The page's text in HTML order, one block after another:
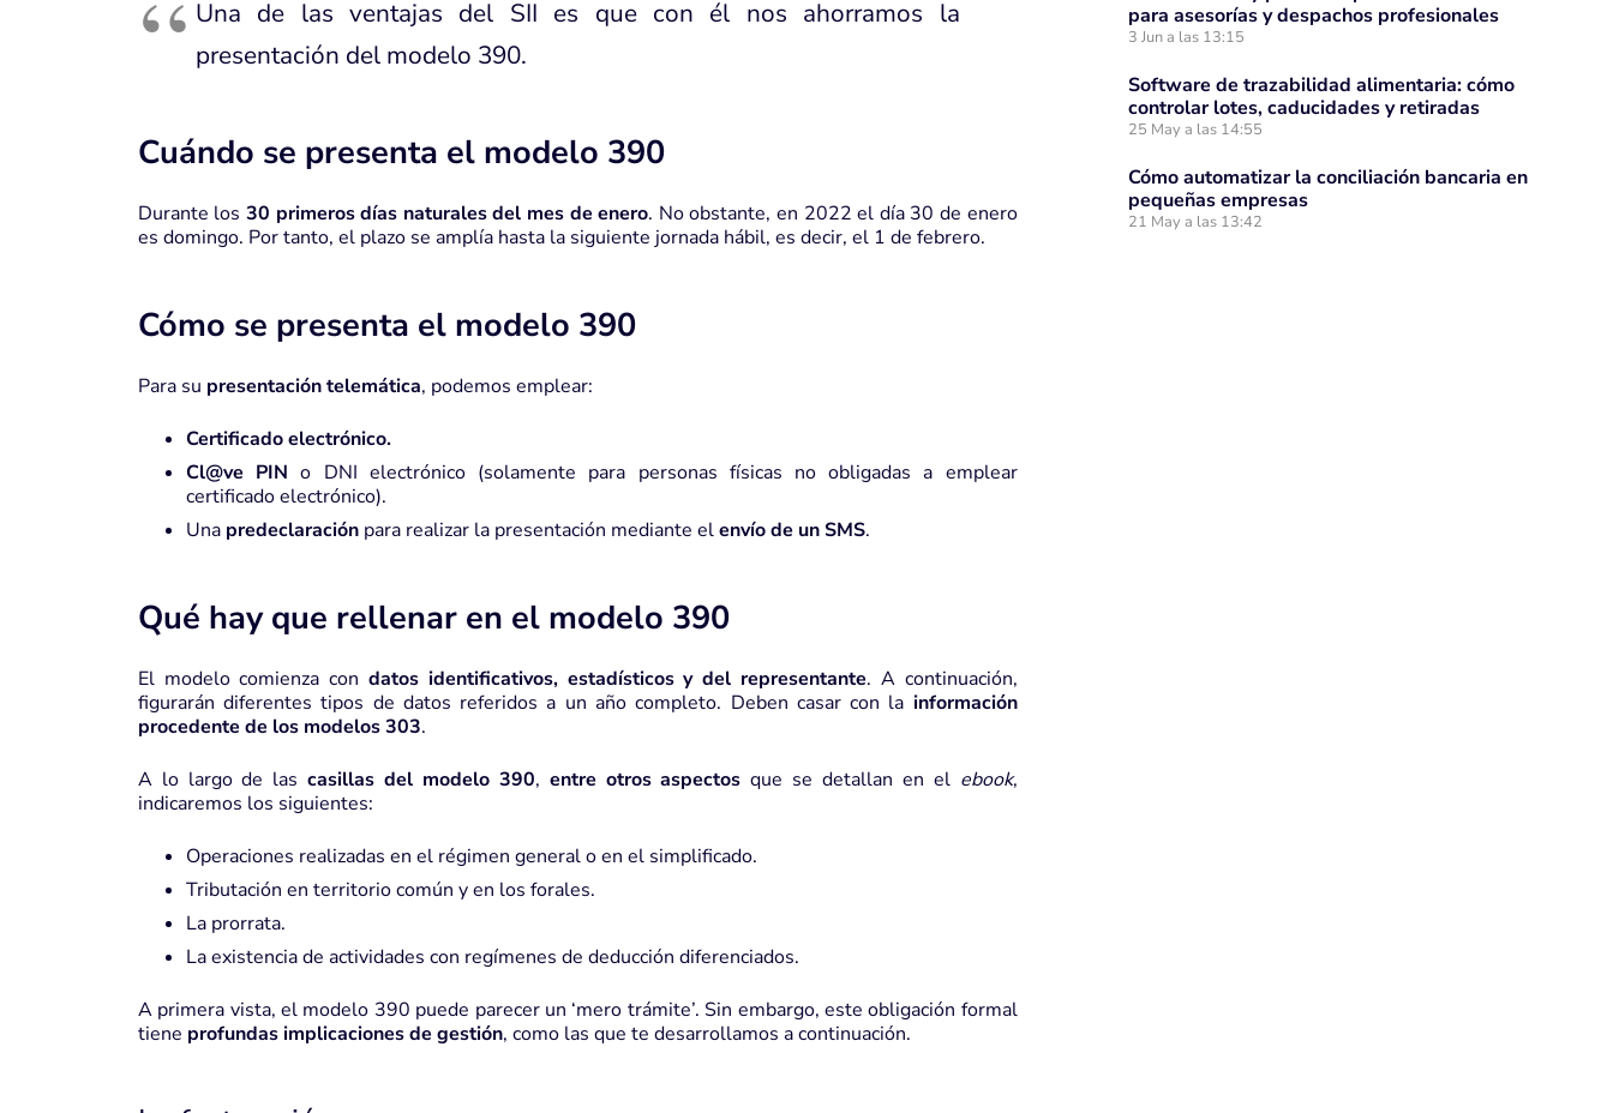
Una de las ventajas del SII es que con él nos ahorramos la
presentación del modelo 390.
Cuándo se presenta el modelo 390
Durante los 30 primeros días naturales del mes deenero. No obstante, en 2022 el día 30 de enero
es domingo. Por tanto, el plazo se amplía hasta la siguiente jornada hábil, es decir, el 1 de febrero.
Cómo se presenta el modelo 390
Para su presentación telemática, podemos emplear:
Certificado electrónico.
Cl@ve PIN o DNI electrónico (solamente para personas físicas no obligadas a emplear
certificado electrónico).
Una predeclaración para realizar la presentación mediante elenvío de un SMS.
Qué hay que rellenar en el modelo 390
El modelo comienza condatos identificativos, estadísticos y del representante. A continuación,
figurarán diferentes tipos de datos referidos a un año completo. Deben casar con la información
procedente de los modelos 303.
A lo largo de lascasillas del modelo 390, entre otros aspectos que se detallan en el ebook,
indicaremos los siguientes:
Operaciones realizadas en el régimen general o en el simplificado.
Tributación en territorio común y en los forales.
La prorrata.
La existencia de actividades con regímenes de deducción diferenciados.
A primera vista, el modelo 390 puede parecer un ‘mero trámite’. Sin embargo, este obligación formal
tiene profundas implicaciones de gestión, como las que te desarrollamos a continuación.
para asesorías y despachos profesionales
3 Jun a las 13:15
Software de trazabilidad alimentaria: cómo
controlar lotes, caducidades y retiradas
25 May a las 14:55
Cómo automatizar la conciliación bancaria en
pequeñas empresas
21 May a las 13:42